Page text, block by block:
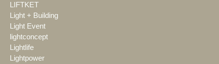
LIFTKET
Light + Building
Light Event
lightconcept
Lightlife
Lightpower